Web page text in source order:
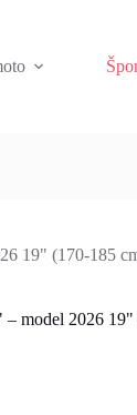
19" (170-185
model 2026